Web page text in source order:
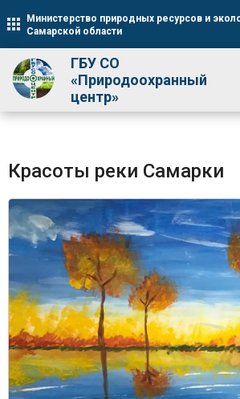
ГБУ СО
«Природоохранный
центр»
Красоты реки Самарки
Министерство природных ресурсов и
Самарской области